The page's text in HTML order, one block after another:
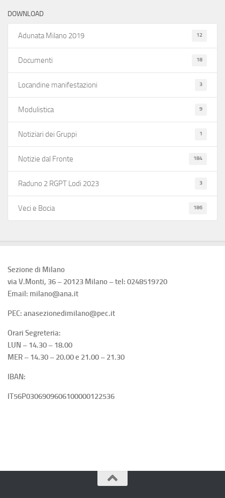
DOWNLOAD
Adunata Milano 2019 12
Documenti 18
Locandine manifestazioni 3
Modulistica 9
Notiziari dei Gruppi 1
Notizie dal Fronte 184
Raduno 2 RGPT Lodi 2023 3
Veci e Bocia 186
Sezione di Milano
via V.Monti, 36 – 20123 Milano – tel: 0248519720
Email: milano@ana.it
PEC: anasezionedimilano@pec.it
Orari Segreteria:
LUN – 14.30 – 18.00
MER – 14.30 – 20.00 e 21.00 – 21.30
IBAN:
IT56P0306909606100000122536